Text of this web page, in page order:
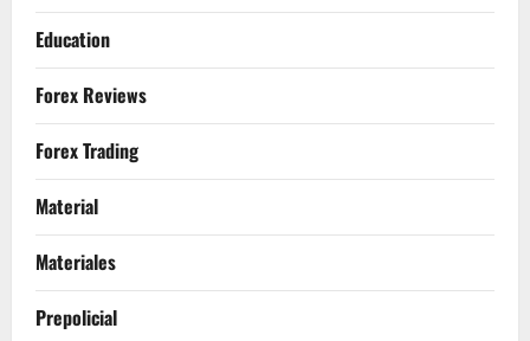
Education
Forex Reviews
Forex Trading
Material
Materiales
Prepolicial